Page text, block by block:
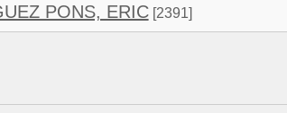
PONS, ERIC[2391]